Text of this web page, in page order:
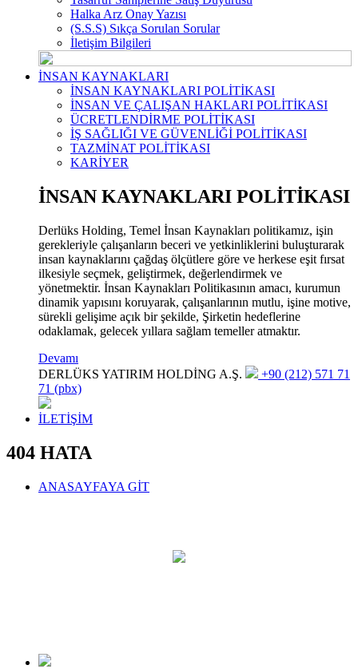
Halka Arz Onay Yazısı
(S.S.S) Sıkça Sorulan Sorular
İletişim Bilgileri
İNSAN KAYNAKLARI
İNSAN KAYNAKLARI POLİTİKASI
İNSAN VE ÇALIŞAN HAKLARI POLİTİKASI
ÜCRETLENDİRME POLİTİKASI
İŞ SAĞLIĞI VE GÜVENLİĞİ POLİTİKASI
TAZMİNAT POLİTİKASI
KARİYER
İNSAN KAYNAKLARI POLİTİKASI
Derlüks Holding, Temel İnsan Kaynakları politikamız, işin
gerekleriyle çalışanların beceri ve yetkinliklerini buluşturarak
insan kaynaklarını çağdaş ölçütlere göre ve herkese eşit fırsat
ilkesiyle seçmek, geliştirmek, değerlendirmek ve
yönetmektir. İnsan Kaynakları Politikasının amacı, kurumun
dinamik yapısını koruyarak, çalışanlarının mutlu, işine motive,
sürekli gelişime açık bir şekilde, Şirketin hedeflerine
odaklamak, gelecek yıllara sağlam temeller atmaktır.
Devamı
DERLÜKS YATIRIM HOLDİNG A.Ş.
+90 (212) 571 71
71 (pbx)
İLETİŞİM
404 HATA
ANASAYFAYA GİT